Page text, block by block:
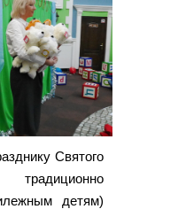
Святого
детям)